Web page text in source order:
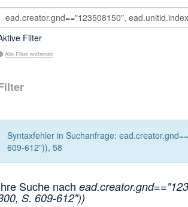
Filter
Alle Filter entfernen
Syntaxfehler in Suchanfrage:
609-612")), 58
Suche nach
S. 609-612"))